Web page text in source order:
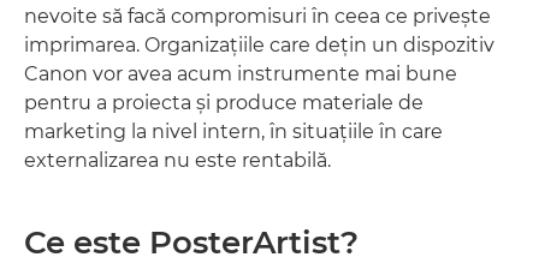
nevoite să facă compromisuri în ceea ce priveşte
imprimarea. Organizaţiile care deţin un dispozitiv
Canon vor avea acum instrumente mai bune
pentru a proiecta şi produce materiale de
marketing la nivel intern, în situaţiile în care
externalizarea nu este rentabilă.
Ce este PosterArtist?